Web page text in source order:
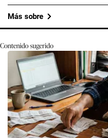
Más sobre
Contenido sugerido